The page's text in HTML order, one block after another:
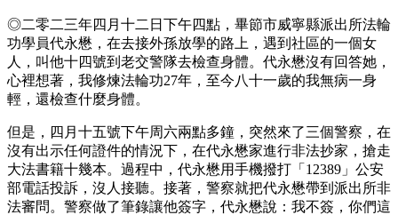
◎二零二三年四月十二日下午四點，畢節市威寧縣派出所法輪
功學員代永懋，在去接外孫放學的路上，遇到社區的一個女
人，叫他十四號到老交警隊去檢查身體。代永懋沒有回答她，
心裡想著，我修煉法輪功27年，至今八十一歲的我無病一身
輕，還檢查什麼身體。
但是，四月十五號下午周六兩點多鐘，突然來了三個警察，在
沒有出示任何證件的情況下，在代永懋家進行非法抄家，搶走
大法書籍十幾本。過程中，代永懋用手機撥打「12389」公安
部電話投訴，沒人接聽。接著，警察就把代永懋帶到派出所非
法審問。警察做了筆錄讓他簽字，代永懋說：我不簽，你們這